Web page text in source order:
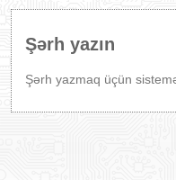
Şərh yazın
Şərh yazmaq üçün